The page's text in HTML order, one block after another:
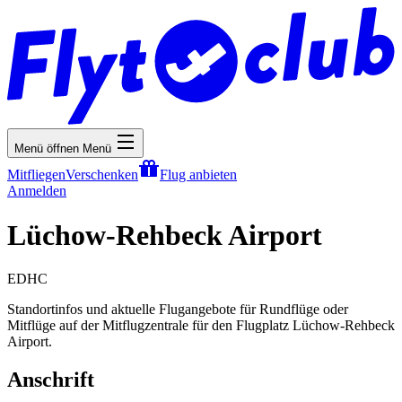
Menü öffnen Menü
MitfliegenVerschenken
Flug anbieten
Anmelden
Lüchow-Rehbeck Airport
EDHC
Standortinfos und aktuelle Flugangebote für Rundflüge oder
Mitflüge auf der Mitflugzentrale für den Flugplatz Lüchow-Rehbeck
Airport.
Anschrift